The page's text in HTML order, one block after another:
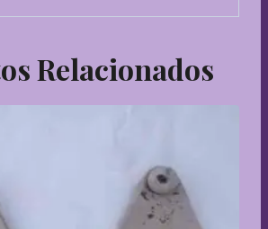
Relacionados